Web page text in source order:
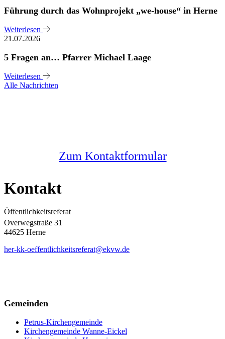
Führung durch das Wohnprojekt „we-house“ in Herne
Weiterlesen
21.07.2026
5 Fragen an… Pfarrer Michael Laage
Weiterlesen
Alle Nachrichten
Zum Kontaktformular
Kontakt
Öffentlichkeitsreferat
Overwegstraße 31
44625 Herne
her-kk-oeffentlichkeitsreferat@ekvw.de
Gemeinden
Petrus-Kirchengemeinde
Kirchengemeinde Wanne-Eickel